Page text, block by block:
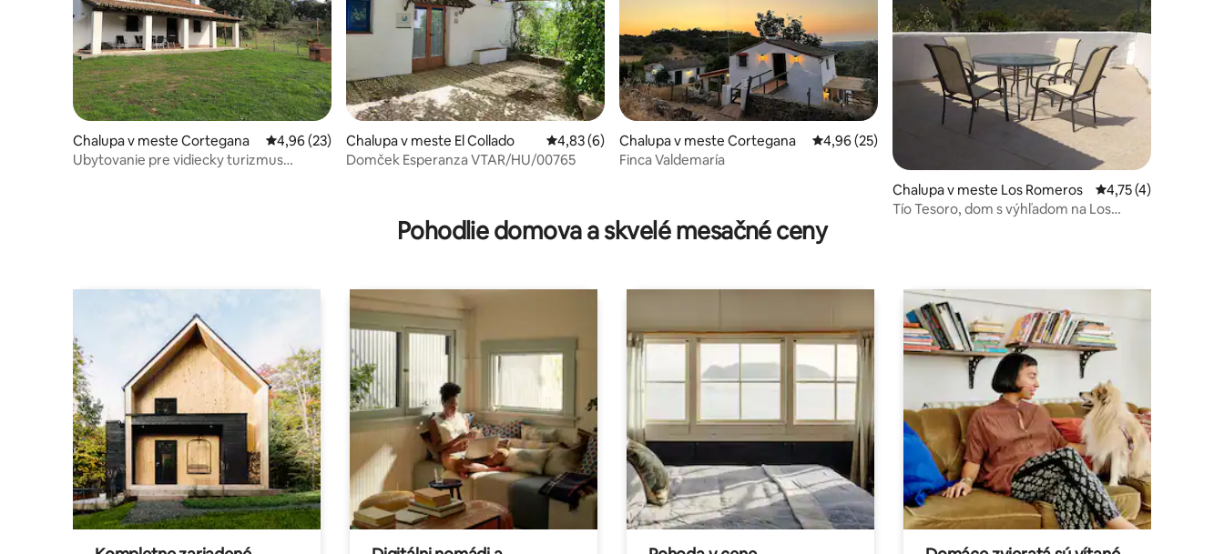
Chalupa v meste Cortegana Priemerné ohodnotenie 4,96 z 5, počet hodnotení: 23
4,96 (23)
Ubytovanie pre vidiecky turizmus
Chalupa v meste El Collado Priemerné ohodnotenie 4,83 z 5, počet hodnotení: 6
4,83 (6)
Domček Esperanza VTAR/HU/00765
Chalupa v meste Cortegana Priemerné ohodnotenie 4,96 z 5, počet hodnotení: 25
4,96 (25)
Finca Valdemaría
Chalupa v meste Los Romeros
Priemerné
4,75 (4)
Tío Tesoro, dom s výhľadom na Los
Pohodlie domova a skvelé mesačné ceny